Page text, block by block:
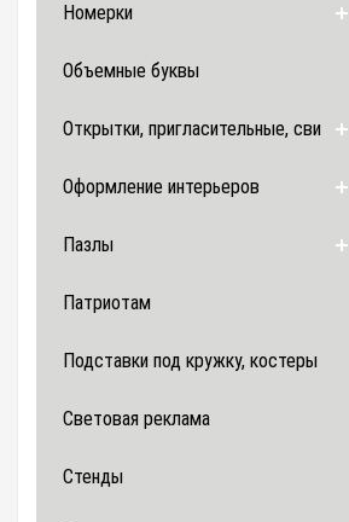
Номерки
Объемные буквы
Открытки, пригласительные, свитки
Оформление интерьеров
Пазлы
Патриотам
Подставки под кружку, костеры
Световая реклама
Стенды